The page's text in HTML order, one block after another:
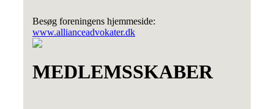
Besøg foreningens hjemmeside:
www.allianceadvokater.dk
MEDLEMSSKABER